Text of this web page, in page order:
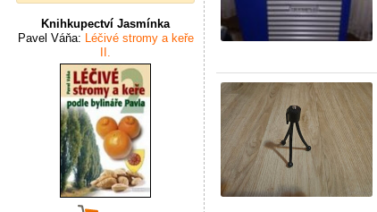
Knihkupectví Jasmínka
Pavel Váňa: Léčivé stromy a keře
II.